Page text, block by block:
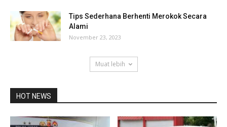
Tips Sederhana Berhenti Merokok Secara
Alami
November 23, 2023
Muat lebih
HOT NEWS